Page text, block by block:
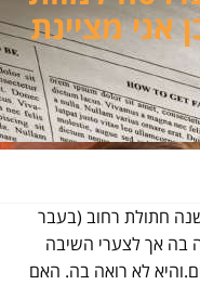
אני מציינת
חתולת רחוב (בעבר
בה אך לצערי השיבה
לא רואה בה. האם